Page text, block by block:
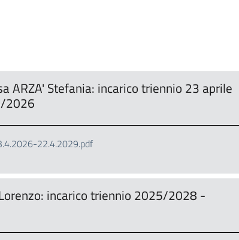
ARZA' Stefania: incarico triennio 23 aprile
2026
22.4.2029.pdf
incarico triennio 2025/2028 -